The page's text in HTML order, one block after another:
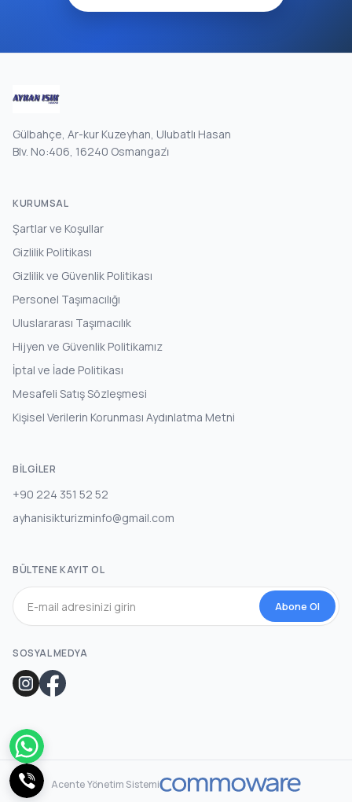
Gülbahçe, Ar-kur Kuzeyhan, Ulubatlı Hasan
Blv. No:406, 16240 Osmangazi̇
KURUMSAL
Şartlar ve Koşullar
Gizlilik Politikası
Gizlilik ve Güvenlik Politikası
Personel Taşımacılığı
Uluslararası Taşımacılık
Hijyen ve Güvenlik Politikamız
İptal ve İade Politikası
Mesafeli Satış Sözleşmesi
Kişisel Verilerin Korunması Aydınlatma Metni
BILGILER
+90 224 351 52 52
ayhanisikturizminfo@gmail.com
BÜLTENE KAYIT OL
Abone Ol
SOSYAL MEDYA
Acente Yönetim Sistemi